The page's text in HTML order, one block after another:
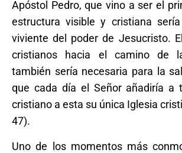
Apóstol Pedro, que vino a ser el
estructura visible y cristiana
viviente del poder de Jesucristo.
cristianos hacia el camino de
también sería necesaria para la
que cada día el Señor añadiría a
cristiano a esta su única Iglesia
47).
Uno de los momentos más